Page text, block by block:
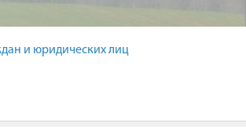
и юридических лиц